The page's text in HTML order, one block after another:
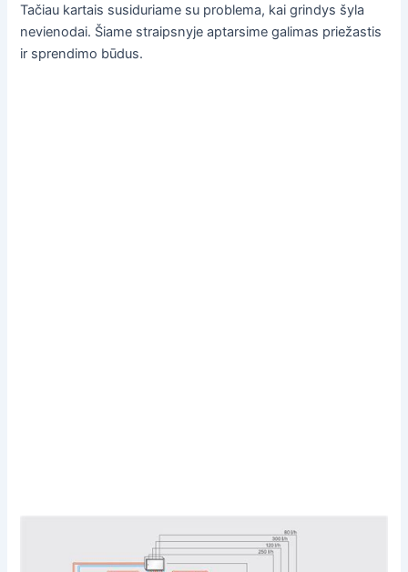
Tačiau kartais susiduriame su problema, kai grindys šyla
nevienodai. Šiame straipsnyje aptarsime galimas priežastis
ir sprendimo būdus.